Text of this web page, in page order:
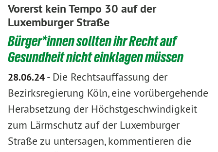
Vorerst kein Tempo 30 auf der
Luxemburger Straße
Bürger*innen sollten ihr Recht auf
Gesundheit nicht einklagen müssen
28.06.24- Die Rechtsauffassung der
Bezirksregierung Köln, eine vorübergehende
Herabsetzung der Höchstgeschwindigkeit
zum Lärmschutz auf der Luxemburger
Straße zu untersagen, kommentieren die